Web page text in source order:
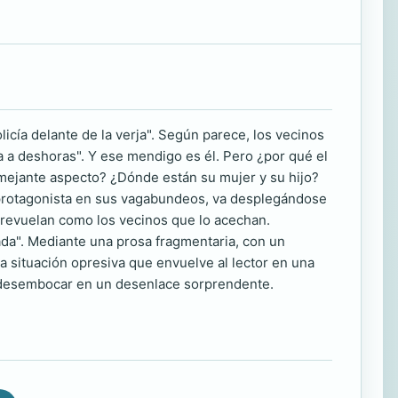
delante de la verja". Según parece, los vecinos
deshoras". Y ese mendigo es él. Pero ¿por qué el
aspecto? ¿Dónde están su mujer y su hijo?
en sus vagabundeos, va desplegándose
como los vecinos que lo acechan.
Mediante una prosa fragmentaria, con un
situación opresiva que envuelve al lector en una
en un desenlace sorprendente.